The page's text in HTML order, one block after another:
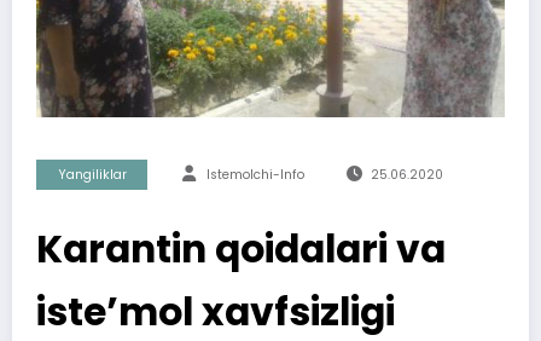
Yangiliklar Istemolchi-Info 25.06.2020
Karantin qoidalari va
isteʼmol xavfsizligi